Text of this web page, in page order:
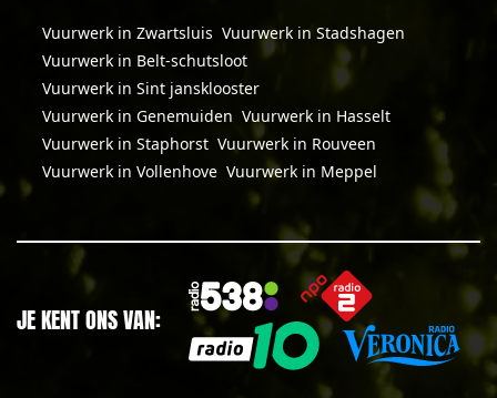
Vuurwerk in Zwartsluis Vuurwerk in Stadshagen
Vuurwerk in Belt-schutsloot
Vuurwerk in Sint jansklooster
Vuurwerk in Genemuiden Vuurwerk in Hasselt
Vuurwerk in Staphorst Vuurwerk in Rouveen
Vuurwerk in Vollenhove Vuurwerk in Meppel
JE KENT ONS VAN: